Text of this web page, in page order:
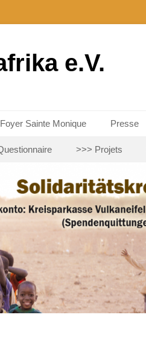
e.V.
Foyer Sainte Monique Presse
>>> Projets